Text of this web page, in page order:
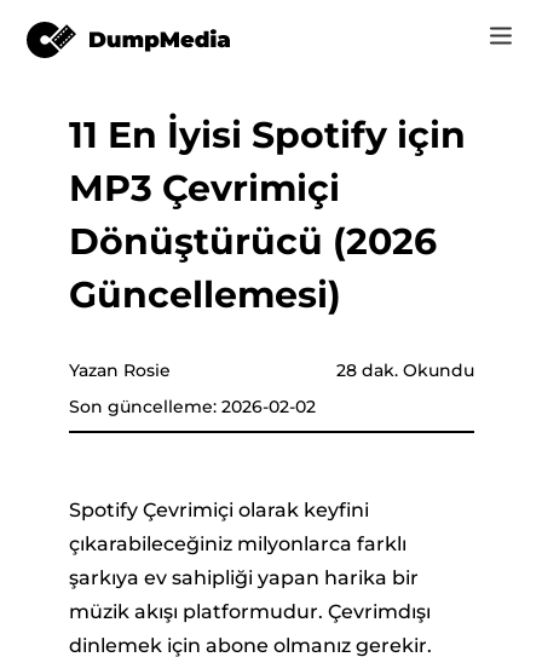
Music
Video
Çevrimiçi Araçlar
Spotify mp3'e
YouTube Music'e MP3
mağaza
Destek
Giriş
Kayıt Ol
11 En İyisi Spotify için
MP3 Çevrimiçi
Dönüştürücü (2026
Güncellemesi)
Yazan Rosie
Son güncelleme: 2026-02-02
28 dak. Okundu
Spotify Çevrimiçi olarak keyfini
çıkarabileceğiniz milyonlarca farklı
şarkıya ev sahipliği yapan harika bir
müzik akışı platformudur. Çevrimdışı
dinlemek için abone olmanız gerekir.